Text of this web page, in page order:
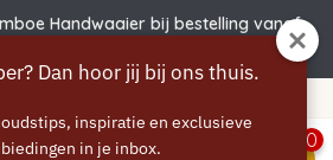
Handwaaier bij bestelling vanaf
0
Dan hoor jij bij ons thuis.
inspiratie en exclusieve
in je inbox.